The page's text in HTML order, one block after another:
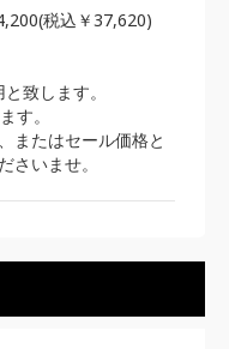
税込￥37,620)
致します。
す。
またはセール価格と
さいませ。